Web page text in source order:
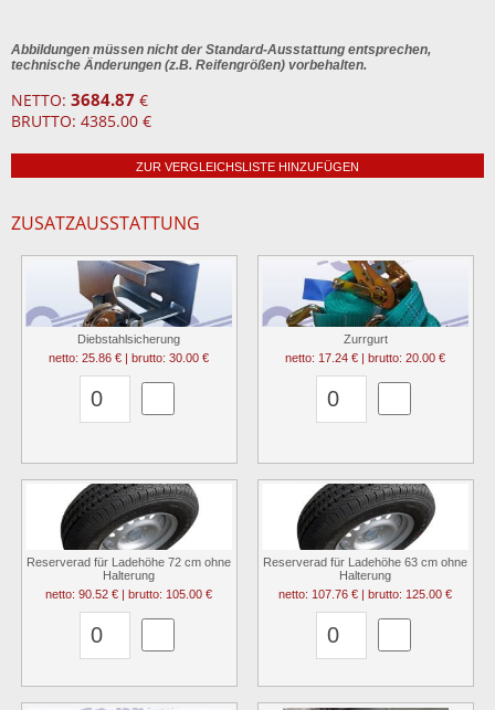
Abbildungen müssen nicht der Standard-Ausstattung entsprechen,
technische Änderungen (z.B. Reifengrößen) vorbehalten.
NETTO: 3684.87 €
BRUTTO: 4385.00 €
ZUR VERGLEICHSLISTE HINZUFÜGEN
ZUSATZAUSSTATTUNG
Diebstahlsicherung
netto: 25.86 € | brutto: 30.00 €
Zurrgurt
netto: 17.24 € | brutto: 20.00 €
Reserverad für Ladehöhe 72 cm ohne
Halterung
netto: 90.52 € | brutto: 105.00 €
Reserverad für Ladehöhe 63 cm ohne
Halterung
netto: 107.76 € | brutto: 125.00 €